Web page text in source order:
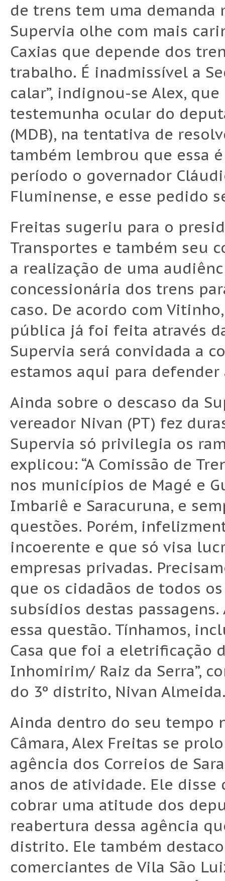
de trens tem uma demanda
Supervia olhe com mais
Caxias que depende dos
trabalho. É inadmissível a
calar”, indignou-se Alex,
testemunha ocular do
(MDB), na tentativa de
também lembrou que essa
período o governador
Fluminense, e esse pedido
Freitas sugeriu para o
Transportes e também seu
a realização de uma
concessionária dos trens
caso. De acordo com
pública já foi feita através
Supervia será convidada a
estamos aqui para
Ainda sobre o descaso da
vereador Nivan (PT) fez
Supervia só privilegia os
explicou: “A Comissão de
nos municípios de Magé e
Imbariê e Saracuruna, e
questões. Porém,
incoerente e que só visa
empresas privadas.
que os cidadãos de todos
subsídios destas
essa questão. Tínhamos,
Casa que foi a eletrificação
Inhomirim/ Raiz da Serra”,
do 3º distrito, Nivan
Ainda dentro do seu tempo
Câmara, Alex Freitas se
agência dos Correios de
anos de atividade. Ele disse
cobrar uma atitude dos
reabertura dessa agência
distrito. Ele também
comerciantes de Vila São